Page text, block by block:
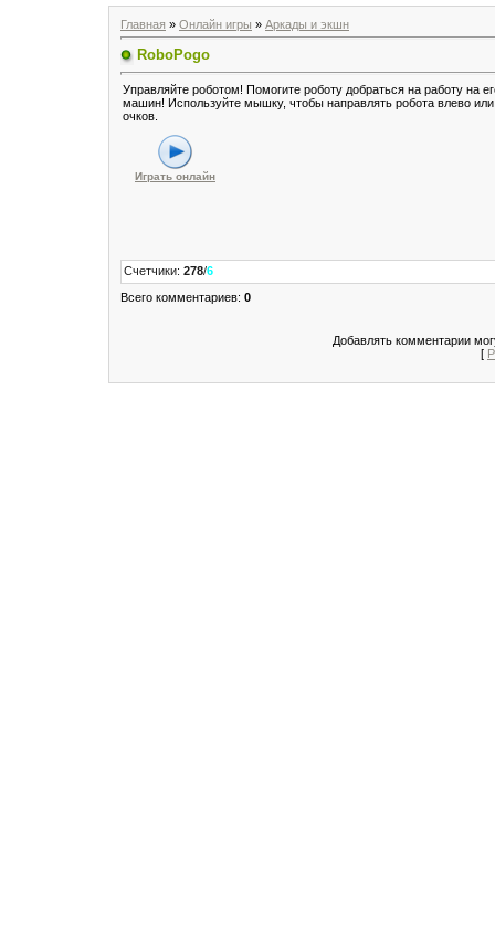
Главная » Онлайн игры » Аркады и экшн
RoboPogo
Управляйте роботом! Помогите роботу добраться на работу на
машин! Используйте мышку, чтобы направлять робота влево
очков.
Играть онлайн
Счетчики: 278/6
Всего комментариев: 0
Добавлять комментарии
[